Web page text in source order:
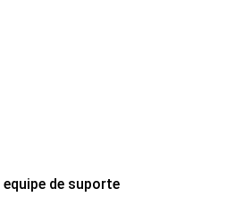
de suporte